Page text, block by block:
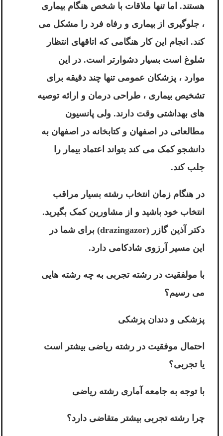
هستند. اما تنها ملاقات با شخص هنگام بیماری
، جلوگیری از بیماری و رفاه فرد را مشکل می
کند. انجام این کار هنگامی که اتاقهای انتظار
شلوغ است بسیار دشوارتر است. در این
موارد ، پزشکان عمومی تنها چند دقیقه برای
تشخیص بیماری ، طراحی درمان و ارائه توصیه
های بهداشتی وقت دارند. ولی پانسیون
مطالعاتی در اصفهان و کتابخانه در اصفهان به
دانشجو کمک می کند بتواند اعتماد بیمار را
جلب کند.
در هنگام زمان انتخاب رشته بسیار مراقب
انتخاب خود باشید و از مشاورین کمک بگیرید.
دکتر آذین گازر (drazingazor) برای شما در
این مسیر آرزوی شادکامی دارد.
با مولفقیت در رشته تجربی به چه رشته هایی
می رسیم؟
پزشکی و دندان پزشکی
احتمال موفقیت در رشته ریاضی بیشتر است
یا تجربی؟
با توجه به جامعه آماری رشته ریاضی
چرا رشته تجربی بیشتر متقاضی دارد؟